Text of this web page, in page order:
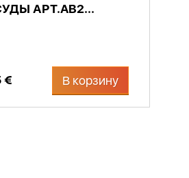
АРТ.AB2...
€ В корзину